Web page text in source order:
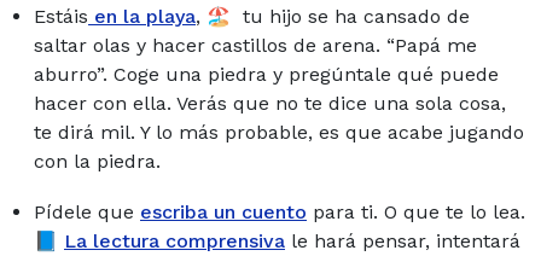
Estáis en la playa, 🏖️ tu hijo se ha cansado de
saltar olas y hacer castillos de arena. “Papá me
aburro”. Coge una piedra y pregúntale qué puede
hacer con ella. Verás que no te dice una sola cosa,
te dirá mil. Y lo más probable, es que acabe jugando
con la piedra.
Pídele que escriba un cuento para ti. O que te lo lea.
📘 La lectura comprensiva le hará pensar, intentará